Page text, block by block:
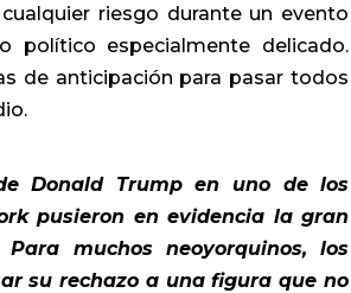
riesgo durante un evento
político especialmente delicado.
de anticipación para pasar todos
Donald Trump en uno de los
pusieron en evidencia la gran
muchos neoyorquinos, los
su rechazo a una figura que no